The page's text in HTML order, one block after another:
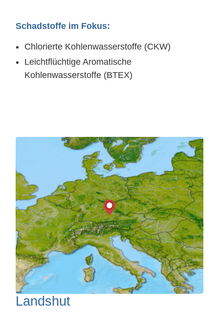
Schadstoffe im Fokus:
Chlorierte Kohlenwasserstoffe (CKW)
Leichtflüchtige Aromatische
Kohlenwasserstoffe (BTEX)
Landshut